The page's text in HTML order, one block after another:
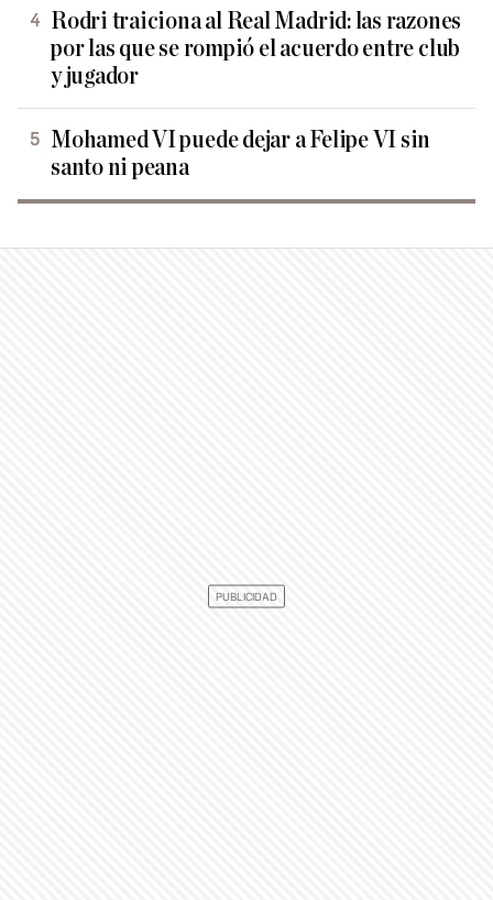
Rodri traiciona al Real Madrid: las razones
por las que se rompió el acuerdo entre club
y jugador
Mohamed VI puede dejar a Felipe VI sin
santo ni peana